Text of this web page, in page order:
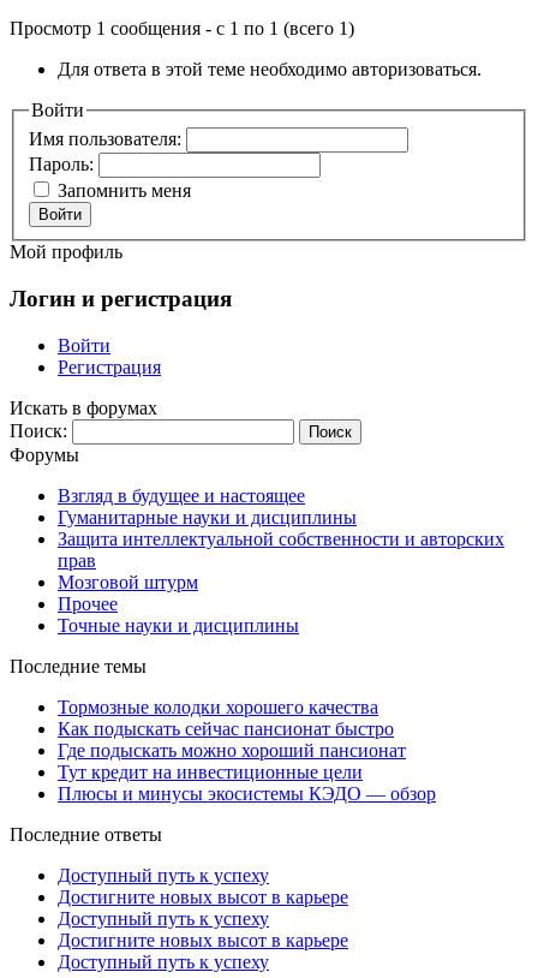
Просмотр 1 сообщения - с 1 по 1 (всего 1)
Для ответа в этой теме необходимо авторизоваться.
Войти
Имя пользователя:
Пароль:
Запомнить меня
Войти
Мой профиль
Логин и регистрация
Войти
Регистрация
Искать в форумах
Поиск:
Форумы
Взгляд в будущее и настоящее
Гуманитарные науки и дисциплины
Защита интеллектуальной собственности и авторских
прав
Мозговой штурм
Прочее
Точные науки и дисциплины
Последние темы
Тормозные колодки хорошего качества
Как подыскать сейчас пансионат быстро
Где подыскать можно хороший пансионат
Тут кредит на инвестиционные цели
Плюсы и минусы экосистемы КЭДО — обзор
Последние ответы
Доступный путь к успеху
Достигните новых высот в карьере
Доступный путь к успеху
Достигните новых высот в карьере
Доступный путь к успеху